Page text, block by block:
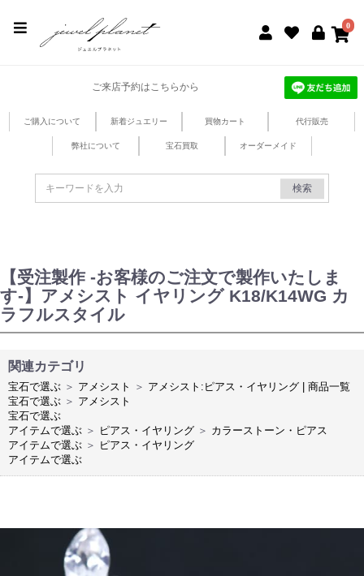
0
ご来店予約はこちらから
ご購入について 新着ジュエリー 買物カート 代行販売
弊社について 宝石買取 オーダーメイド
検索
【受注製作 -お客様のご注文で製作いたしま
す-】アメシスト イヤリング K18/K14WG カ
ラフルスタイル
関連カテゴリ
宝石で選ぶ ＞ アメシスト ＞ アメシスト:ピアス・イヤリング | 商品一覧
宝石で選ぶ ＞ アメシスト
宝石で選ぶ
アイテムで選ぶ ＞ ピアス・イヤリング ＞ カラーストーン・ピアス
アイテムで選ぶ ＞ ピアス・イヤリング
アイテムで選ぶ